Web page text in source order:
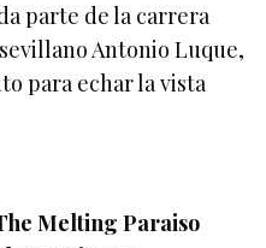
parte de la carrera
sevillano Antonio Luque,
para echar la vista
Melting Paraiso